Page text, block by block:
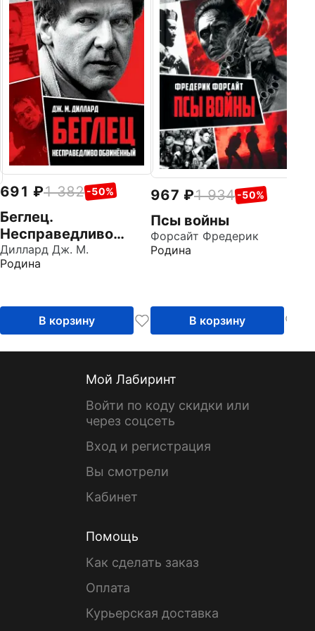
691 1 382 -50%
Беглец.
Несправедливо
обвиненный
Диллард Дж. М.
Родина
В корзину
967 1 934 -50%
Псы войны
Форсайт Фредерик
Родина
В корзину
Мой Лабиринт
Войти по коду скидки или
через соцсеть
Вход и регистрация
Вы смотрели
Кабинет
Помощь
Как сделать заказ
Оплата
Курьерская доставка